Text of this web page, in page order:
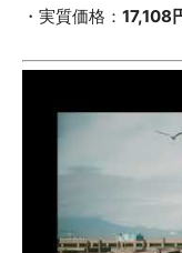
・実質価格： 17,108